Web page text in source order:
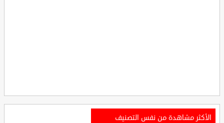
الأكثر مشاهدة من نفس التصنيف